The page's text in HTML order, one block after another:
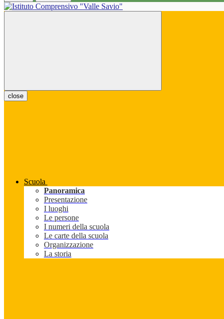
close
Scuola
Panoramica
Presentazione
I luoghi
Le persone
I numeri della scuola
Le carte della scuola
Organizzazione
La storia